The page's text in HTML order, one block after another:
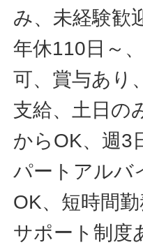
み、未経験歓
年休110日～
可、賞与あり
支給、土日の
からOK、週3
パートアルバ
OK、短時間
サポート制度